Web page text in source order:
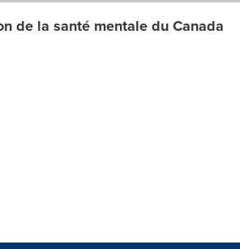
de la santé mentale du Canada